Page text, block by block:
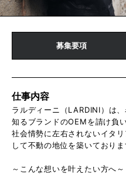
募集要項
仕事内容
ラルディーニ（LARDINI）は
知るブランドのOEMを請け負
社会情勢に左右されないイタ
して不動の地位を築いておりま
～こんな想いを叶えたい方へ～